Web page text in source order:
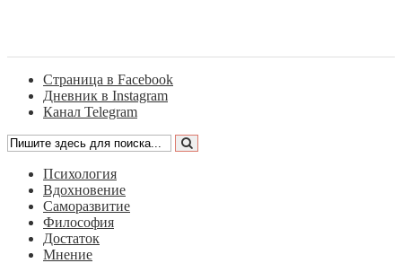
Страница в Facebook
Дневник в Instagram
Канал Telegram
Психология
Вдохновение
Саморазвитие
Философия
Достаток
Мнение